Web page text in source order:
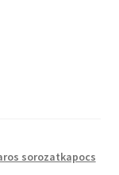
sorozatkapocs